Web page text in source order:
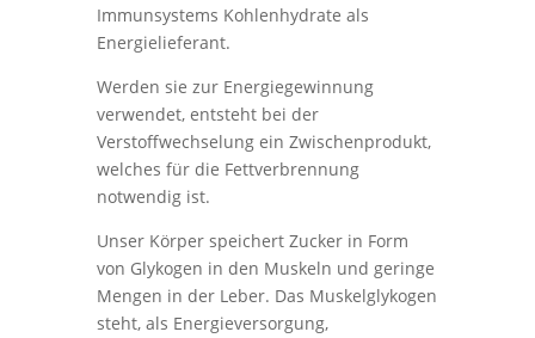
Immunsystems Kohlenhydrate als
Energielieferant.
Werden sie zur Energiegewinnung
verwendet, entsteht bei der
Verstoffwechselung ein Zwischenprodukt,
welches für die Fettverbrennung
notwendig ist.
Unser Körper speichert Zucker in Form
von Glykogen in den Muskeln und geringe
Mengen in der Leber. Das Muskelglykogen
steht, als Energieversorgung,